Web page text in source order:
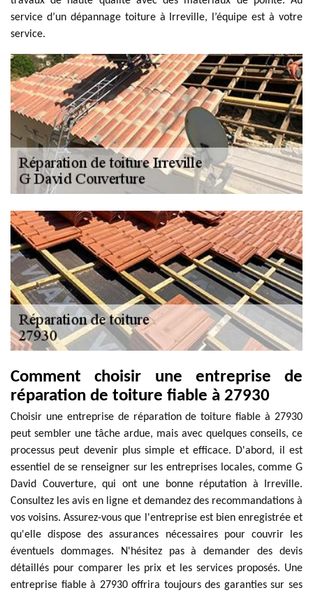
service d’un dépannage toiture à Irreville, l’équipe est à votre
service.
Comment choisir une entreprise de
réparation de toiture fiable à 27930
Choisir une entreprise de réparation de toiture fiable à 27930
peut sembler une tâche ardue, mais avec quelques conseils, ce
processus peut devenir plus simple et efficace. D'abord, il est
essentiel de se renseigner sur les entreprises locales, comme G
David Couverture, qui ont une bonne réputation à Irreville.
Consultez les avis en ligne et demandez des recommandations à
vos voisins. Assurez-vous que l'entreprise est bien enregistrée et
qu'elle dispose des assurances nécessaires pour couvrir les
éventuels dommages. N'hésitez pas à demander des devis
détaillés pour comparer les prix et les services proposés. Une
entreprise fiable à 27930 offrira toujours des garanties sur ses